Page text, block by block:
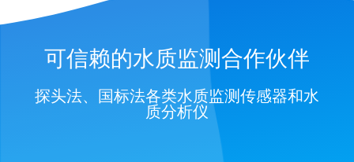
可信赖的水质监测合作伙伴
探头法、国标法各类水质监测传感器和水
质分析仪